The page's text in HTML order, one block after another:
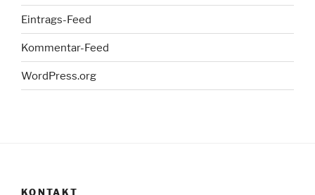
Eintrags-Feed
Kommentar-Feed
WordPress.org
KONTAKT